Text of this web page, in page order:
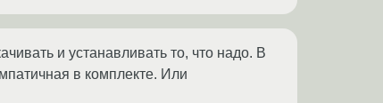
и устанавливать то, что надо. В
в комплекте. Или